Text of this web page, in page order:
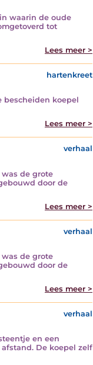
waarin de oude
tot
Lees meer >
hartenkreet
bescheiden koepel
Lees meer >
verhaal
de grote
door de
Lees meer >
verhaal
de grote
door de
Lees meer >
verhaal
en een
De koepel zelf